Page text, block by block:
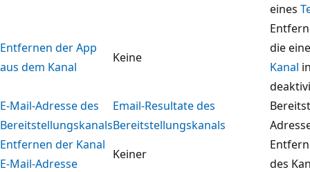
eines
Entfernen der App
aus dem Kanal
Keine
die
Kanal
E-Mail-Adresse des
Bereitstellungskanals
Email-Resultate des
Bereitstellungskanals
Entfernen der Kanal
E-Mail-Adresse
Keiner
des